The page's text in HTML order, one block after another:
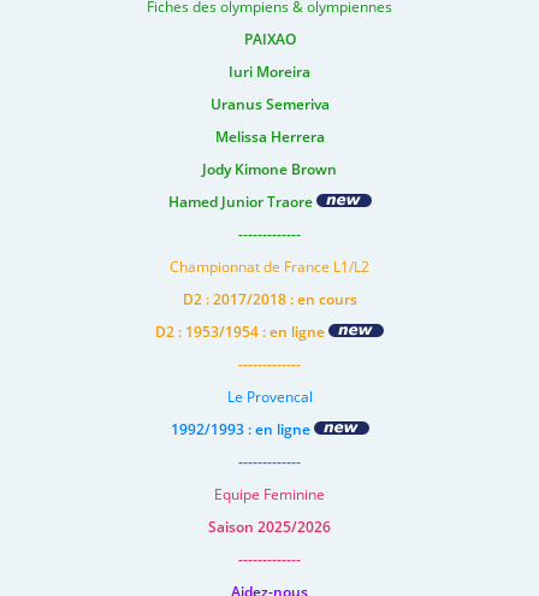
Fiches des olympiens & olympiennes
PAIXAO
Iuri Moreira
Uranus Semeriva
Melissa Herrera
Jody Kimone Brown
Hamed Junior Traore
-------------
Championnat de France L1/L2
D2 : 2017/2018 : en cours
D2 : 1953/1954 : en ligne
-------------
Le Provencal
1992/1993 : en ligne
-------------
Equipe Feminine
Saison 2025/2026
-------------
Aidez-nous